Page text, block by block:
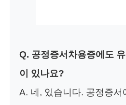
Q. 공정증서차용증에도
이 있나요?
A. 네, 있습니다. 공정증서